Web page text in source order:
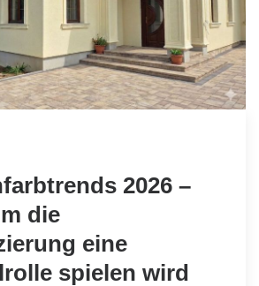
2026 –
die
eine
spielen wird